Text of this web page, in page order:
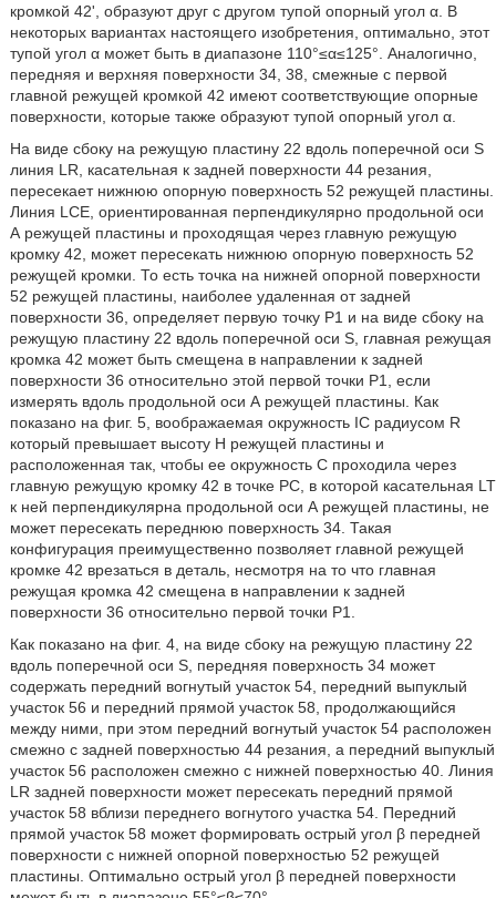
кромкой 42', образуют друг с другом тупой опорный угол α. В
некоторых вариантах настоящего изобретения, оптимально, этот
тупой угол α может быть в диапазоне 110°≤α≤125°. Аналогично,
передняя и верхняя поверхности 34, 38, смежные с первой
главной режущей кромкой 42 имеют соответствующие опорные
поверхности, которые также образуют тупой опорный угол α.
На виде сбоку на режущую пластину 22 вдоль поперечной оси S
линия LR, касательная к задней поверхности 44 резания,
пересекает нижнюю опорную поверхность 52 режущей пластины.
Линия LCE, ориентированная перпендикулярно продольной оси
А режущей пластины и проходящая через главную режущую
кромку 42, может пересекать нижнюю опорную поверхность 52
режущей кромки. То есть точка на нижней опорной поверхности
52 режущей пластины, наиболее удаленная от задней
поверхности 36, определяет первую точку Р1 и на виде сбоку на
режущую пластину 22 вдоль поперечной оси S, главная режущая
кромка 42 может быть смещена в направлении к задней
поверхности 36 относительно этой первой точки Р1, если
измерять вдоль продольной оси А режущей пластины. Как
показано на фиг. 5, воображаемая окружность IC радиусом R
который превышает высоту Н режущей пластины и
расположенная так, чтобы ее окружность С проходила через
главную режущую кромку 42 в точке РС, в которой касательная LT
к ней перпендикулярна продольной оси А режущей пластины, не
может пересекать переднюю поверхность 34. Такая
конфигурация преимущественно позволяет главной режущей
кромке 42 врезаться в деталь, несмотря на то что главная
режущая кромка 42 смещена в направлении к задней
поверхности 36 относительно первой точки Р1.
Как показано на фиг. 4, на виде сбоку на режущую пластину 22
вдоль поперечной оси S, передняя поверхность 34 может
содержать передний вогнутый участок 54, передний выпуклый
участок 56 и передний прямой участок 58, продолжающийся
между ними, при этом передний вогнутый участок 54 расположен
смежно с задней поверхностью 44 резания, а передний выпуклый
участок 56 расположен смежно с нижней поверхностью 40. Линия
LR задней поверхности может пересекать передний прямой
участок 58 вблизи переднего вогнутого участка 54. Передний
прямой участок 58 может формировать острый угол β передней
поверхности с нижней опорной поверхностью 52 режущей
пластины. Оптимально острый угол β передней поверхности